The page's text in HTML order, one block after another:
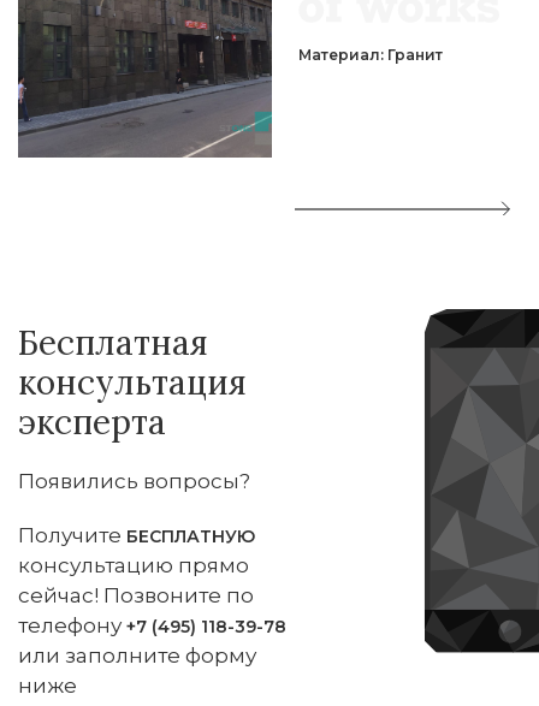
Материал: Гранит
Бесплатная
консультация
эксперта
Появились вопросы?
Получите БЕСПЛАТНУЮ
консультацию прямо
сейчас! Позвоните по
телефону +7 (495) 118-39-78
или заполните форму
ниже